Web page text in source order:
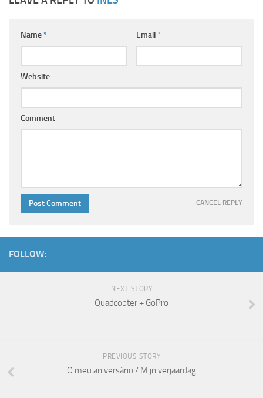
CANCEL REPLY
Name* Email *
Website
Comment
FOLLOW:
NEXT STORY
Quadcopter + GoPro
PREVIOUS STORY
O meu aniversário / Mijn verjaardag